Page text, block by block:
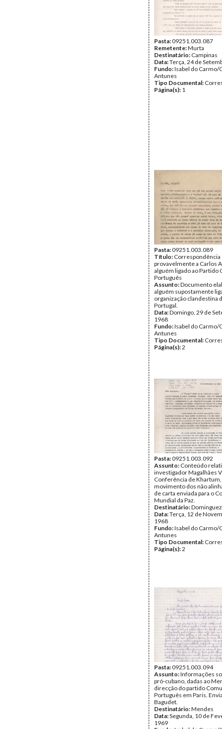
Pasta:09251.003.087
Remetente:Murta
Destinatário: Campinas
Data:Terça, 24 de
Fundo:Isabel do Carmo/
Antunes
Tipo Documental:
Página(s): 1
Pasta:09251.003.089
Título: Correspondência
provavelmente a Carlos
alguém ligado ao Partido
Português
Assunto:Documento
alguém supostamente
organização clandestina
Portugal.
Data:Domingo, 29 de
1968
Fundo:Isabel do Carmo/
Antunes
Tipo Documental:
Página(s):2
Pasta:09251.003.092
Assunto: Conteúdo
investigador Magalhães
Conferência de
movimento dos não
de carta enviada para o
Mundial da Paz.
Destinatário:Dominguez
Data:Terça, 12 de
1968
Fundo:Isabel do Carmo/
Antunes
Tipo Documental:
Página(s):2
Pasta:09251.003.094
Assunto:Informações
pró-cubano, dadas ao
direcção do partido
Português em Paris.
Bagudet.
Destinatário:Mendes
Data:Segunda, 10 de
1969